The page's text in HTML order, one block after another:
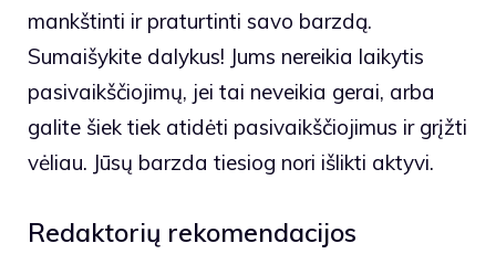
mankštinti ir praturtinti savo barzdą.
Sumaišykite dalykus! Jums nereikia laikytis
pasivaikščiojimų, jei tai neveikia gerai, arba
galite šiek tiek atidėti pasivaikščiojimus ir grįžti
vėliau. Jūsų barzda tiesiog nori išlikti aktyvi.
Redaktorių rekomendacijos